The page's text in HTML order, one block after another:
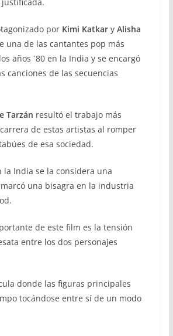
porKimi KatkaryAlisha
una de las cantantes pop más
años ´80 en la India y se encargó
canciones de las secuencias
Tarzán resultó el trabajo más
de estas artistas al romper
de esa sociedad.
la India se la considera una
una bisagra en la industria
de este film es la tensión
entre los dos personajes
donde las figuras principales
tocándose entre sí de un modo